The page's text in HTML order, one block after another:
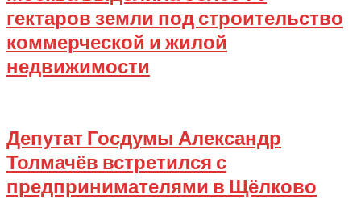
гектаров земли под строительство
коммерческой и жилой
недвижимости
02
Депутат Госдумы Александр
Толмачёв встретился с
предпринимателями в Щёлково